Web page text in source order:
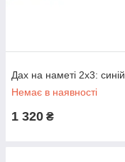
Дах на наметі 2x3: синій
Немає в наявності
1 320 ₴